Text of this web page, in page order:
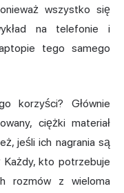
wszystko się
na telefonie i
tego samego
korzyści? Głównie
ciężki materiał
jeśli ich nagrania są
kto potrzebuje
rozmów z wieloma